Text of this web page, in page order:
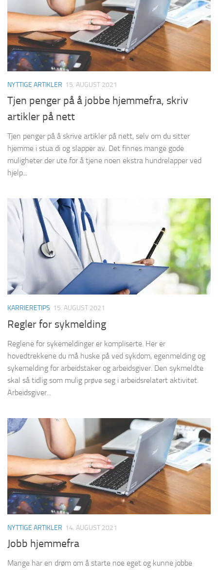
NYTTIGE ARTIKLER 15. AUGUST 2021
Tjen penger på å jobbe hjemmefra, skriv
artikler på nett
Tjen penger på å skrive artikler på nett, selv om du sitter
hjemme i stua di og slapper av. Det finnes mange gode
muligheter der ute for å tjene noen ekstra hundrelapper ved
hjelp...
KARRIERETIPS 15. AUGUST 2021
Regler for sykmelding
Reglene for sykemeldinger er kompliserte. Her er
hovedtrekkene du må huske på ved sykdom, egenmelding og
sykemelding for arbeidstaker og arbeidsgiver. Den sykmeldte
skal så tidlig som mulig prøve seg i arbeidsrelatert aktivitet.
Arbeidsgiver...
NYTTIGE ARTIKLER 14. AUGUST 2021
Jobb hjemmefra
Mange har en drøm om å starte noe eget og kunne jobbe